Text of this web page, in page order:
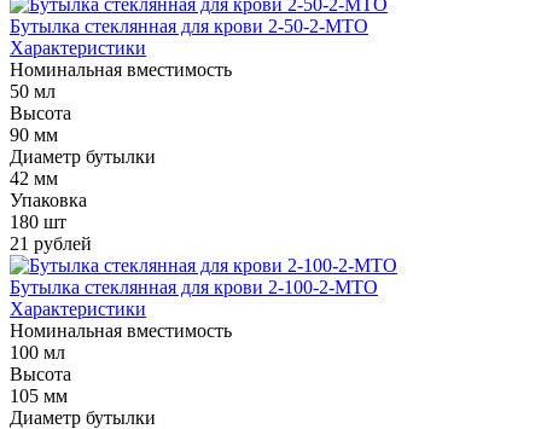
Бутылка стеклянная для крови 2-50-2-МТО
Характеристики
Номинальная вместимость
50 мл
Высота
90 мм
Диаметр бутылки
42 мм
Упаковка
180 шт
21 рублей
Бутылка стеклянная для крови 2-100-2-МТО
Характеристики
Номинальная вместимость
100 мл
Высота
105 мм
Диаметр бутылки